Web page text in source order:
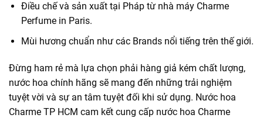
Điều chế và sản xuất tại Pháp từ nhà máy Charme
Perfume in Paris.
Mùi hương chuẩn như các Brands nổi tiếng trên thế giới.
Đừng ham rẻ mà lựa chọn phải hàng giả kém chất lượng,
nước hoa chính hãng sẽ mang đến những trải nghiệm
tuyệt vời và sự an tâm tuyệt đối khi sử dụng. Nước hoa
Charme TP HCM cam kết cung cấp nước hoa Charme